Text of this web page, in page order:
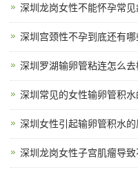
深圳龙岗女性不能怀孕常见
深圳宫颈性不孕到底还有哪
深圳罗湖输卵管粘连怎么去
深圳常见的女性输卵管积
深圳女性引起输卵管积水的
深圳龙岗女性子宫肌瘤导致